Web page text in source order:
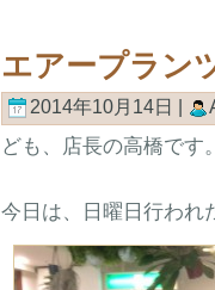
エアープラン
2014年10月14日 |
ども、店長の高橋です
今日は、日曜日行われ